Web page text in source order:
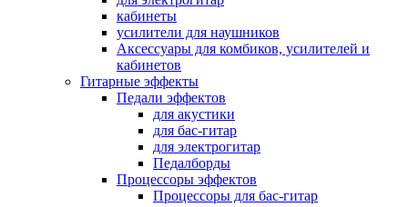
кабинеты
усилители для наушников
Аксессуары для комбиков, усилителей и
кабинетов
Гитарные эффекты
Педали эффектов
для акустики
для бас-гитар
для электрогитар
Педалборды
Процессоры эффектов
Процессоры для бас-гитар